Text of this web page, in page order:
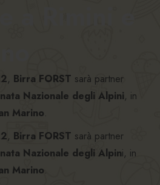
, Birra FORST sarà partner
Nazionale degli Alpini, in
Marino.
, Birra FORST sarà partner
Nazionale degli Alpini, in
Marino.